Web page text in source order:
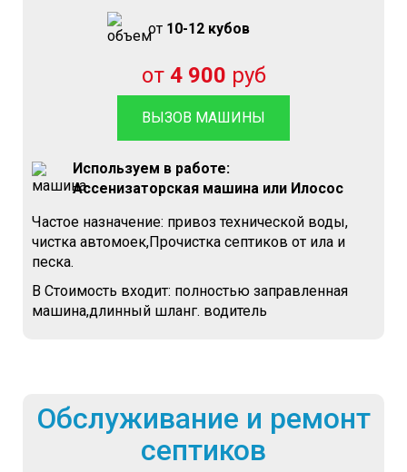
от 10-12 кубов
от 4 900 руб
ВЫЗОВ МАШИНЫ
Используем в работе:
Ассенизаторская машина или Илосос
Частое назначение: привоз технической воды,
чистка автомоек,Прочистка септиков от ила и
песка.
В Стоимость входит: полностью заправленная
машина,длинный шланг. водитель
Обслуживание и ремонт
септиков